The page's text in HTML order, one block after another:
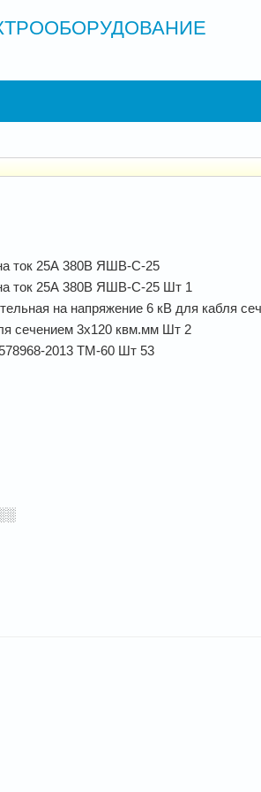
ток 25А 380В ЯШВ-С-25
ток 25А 380В ЯШВ-С-25 Шт 1
на напряжение 6 кВ для кабля
сечением 3х120 квм.мм Шт 2
2013 ТМ-60 Шт 53